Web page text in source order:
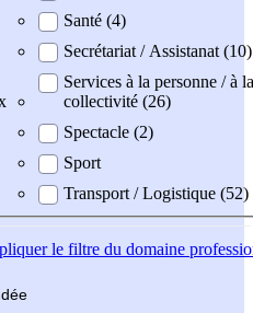
Santé (4)
Secrétariat / Assistanat (10)
Services à la personne / à la
collectivité (26)
Spectacle (2)
Sport
Transport / Logistique (52)
le filtre du domaine